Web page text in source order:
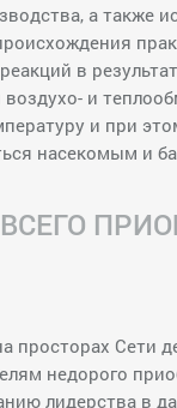
а также
в
и
и при
насекомым и
просторах Сети
недорого
лидерства в